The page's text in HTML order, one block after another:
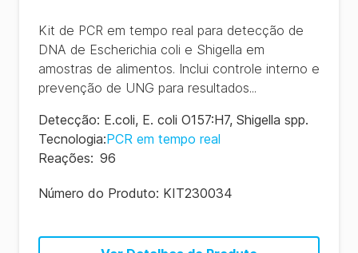
Kit de PCR em tempo real para detecção de
DNA de Escherichia coli e Shigella em
amostras de alimentos. Inclui controle interno e
prevenção de UNG para resultados...
Detecção: E.coli, E. coli O157:H7, Shigella spp.
Tecnologia:PCR em tempo real
Reações: 96
Número do Produto: KIT230034